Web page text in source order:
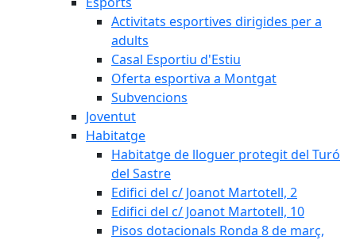
Activitats esportives dirigides per a
adults
Casal Esportiu d'Estiu
Oferta esportiva a Montgat
Subvencions
Joventut
Habitatge
Habitatge de lloguer protegit del Turó
del Sastre
Edifici del c/ Joanot Martotell, 2
Edifici del c/ Joanot Martotell, 10
Pisos dotacionals Ronda 8 de març,